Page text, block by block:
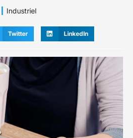
Industriel
Twitter LinkedIn